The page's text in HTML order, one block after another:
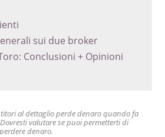
sui due broker
Conclusioni + Opinioni
al dettaglio perde denaro quando fa
valutare se puoi permetterti di
denaro.